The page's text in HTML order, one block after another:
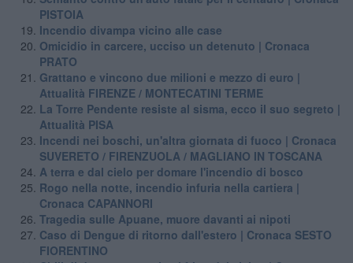
PISTOIA
Incendio divampa vicino alle case
Omicidio in carcere, ucciso un detenuto | Cronaca
PRATO
Grattano e vincono due milioni e mezzo di euro |
Attualità FIRENZE / MONTECATINI TERME
La Torre Pendente resiste al sisma, ecco il suo segreto |
Attualità PISA
Incendi nei boschi, un'altra giornata di fuoco | Cronaca
SUVERETO / FIRENZUOLA / MAGLIANO IN TOSCANA
A terra e dal cielo per domare l'incendio di bosco
Rogo nella notte, incendio infuria nella cartiera |
Cronaca CAPANNORI
Tragedia sulle Apuane, muore davanti ai nipoti
Caso di Dengue di ritorno dall'estero | Cronaca SESTO
FIORENTINO